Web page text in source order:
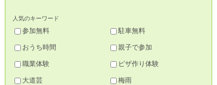
人気のキーワード
参加無料 駐車無料
おうち時間 親子で参加
職業体験 ピザ作り体験
大道芸 梅雨